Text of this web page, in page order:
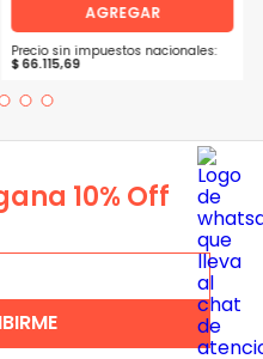
AGREGAR
Precio sin impuestos nacionales:
$66.115,69
10% Off